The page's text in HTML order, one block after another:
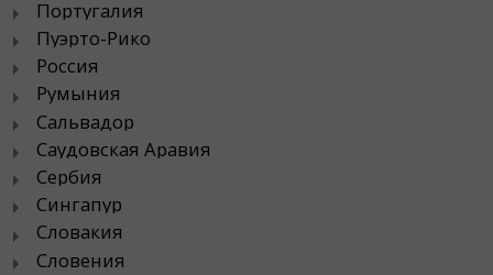
Португалия
Пуэрто-Рико
Россия
Румыния
Сальвадор
Саудовская Аравия
Сербия
Сингапур
Словакия
Словения